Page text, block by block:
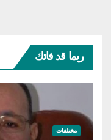
ربما قد فاتك
مختلفات